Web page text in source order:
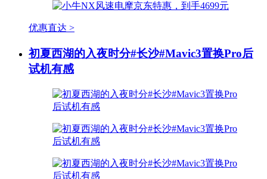
优惠直达 >
初夏西湖的入夜时分#长沙#Mavic3置换Pro后
试机有感